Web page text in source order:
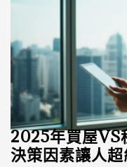
2025年買屋VS
決策因素讓人超